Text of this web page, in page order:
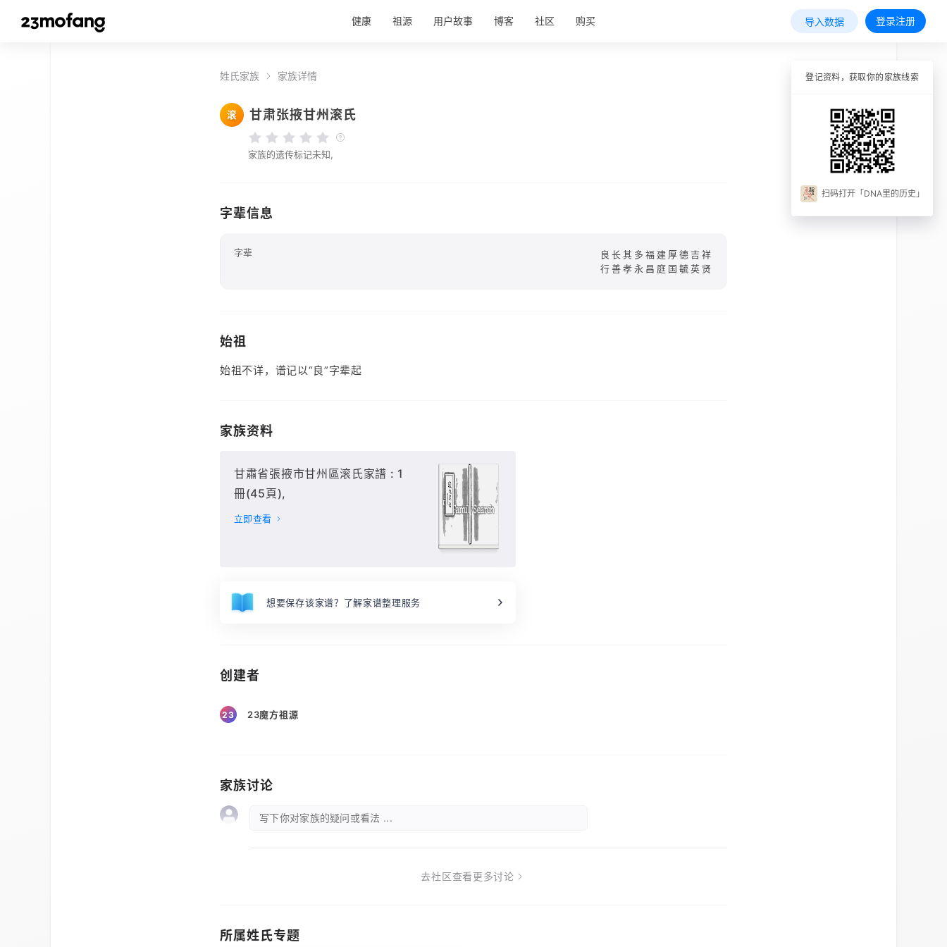
健康 祖源 用户故事 博客 社区 购买 导入数据 登录注册
姓氏家族 家族详情
滚 甘肃张掖甘州滚氏
家族的遗传标记未知,
字辈信息
字辈
良长其多福建厚德吉祥
行善孝永昌庭国毓英贤
始祖
始祖不详，谱记以“良”字辈起
家族资料
甘肅省張掖市甘州區滚氏家譜 : 1
冊(45頁),
立即查看
想要保存该家谱？了解家谱整理服务
创建者
23 23魔方祖源
家族讨论
写下你对家族的疑问或看法 ...
去社区查看更多讨论
所属姓氏专题
登记资料，获取你的家族线索
扫码打开「DNA里的历史」